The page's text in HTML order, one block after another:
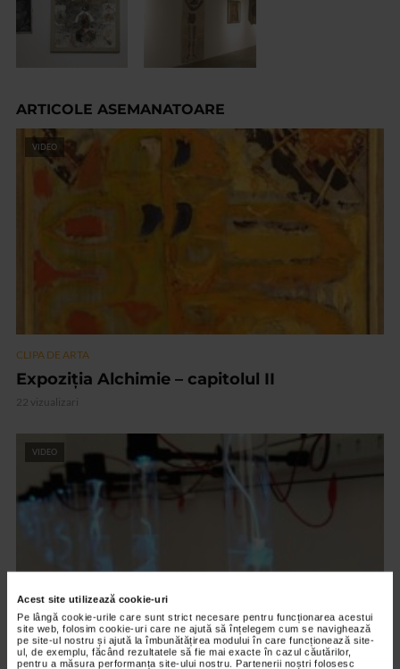
Acest site utilizează cookie-uri
Pe lângă cookie-urile care sunt strict necesare pentru funcționarea acestui
site web, folosim cookie-uri care ne ajută să înțelegem cum se navighează
pe site-ul nostru și ajută la îmbunătățirea modului în care funcționează site-
ul, de exemplu, făcând rezultatele să fie mai exacte în cazul căutărilor,
pentru a măsura performanța site-ului nostru. Partenerii noștri folosesc
ARTICOLE ASEMANATOARE
VIDEO
CLIPA DE ARTA
Expoziția Alchimie – capitolul II
22 vizualizari
VIDEO
CLIPA DE ARTA